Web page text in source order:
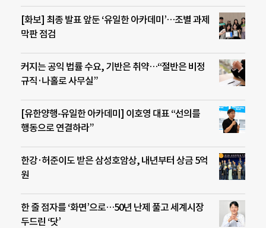
[화보] 최종 발표 앞둔 ‘유일한 아카데미’…조별 과제
막판 점검
커지는 공익 법률 수요, 기반은 취약…“절반은 비정
규직·나홀로 사무실”
[유한양행-유일한 아카데미] 이호영 대표 “선의를
행동으로 연결하라”
한강·허준이도 받은 삼성호암상, 내년부터 상금 5억
원
한 줄 점자를 ‘화면’으로…50년 난제 풀고 세계시장
두드린 ‘닷’